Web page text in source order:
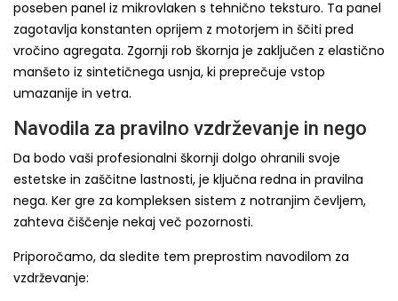
poseben panel iz mikrovlaken s tehnično teksturo. Ta panel
zagotavlja konstanten oprijem z motorjem in ščiti pred
vročino agregata. Zgornji rob škornja je zaključen z elastično
manšeto iz sintetičnega usnja, ki preprečuje vstop
umazanije in vetra.
Navodila za pravilno vzdrževanje in nego
Da bodo vaši profesionalni škornji dolgo ohranili svoje
estetske in zaščitne lastnosti, je ključna redna in pravilna
nega. Ker gre za kompleksen sistem z notranjim čevljem,
zahteva čiščenje nekaj več pozornosti.
Priporočamo, da sledite tem preprostim navodilom za
vzdrževanje: